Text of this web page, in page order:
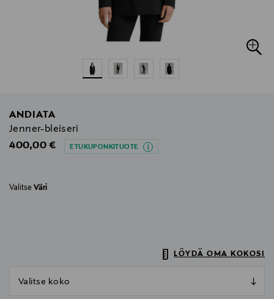
ANDIATA
Jenner-bleiseri
Original Price
400,00 € ETUKUPONKITUOTE
Valitse Väri
LÖYDÄ OMA KOKOSI